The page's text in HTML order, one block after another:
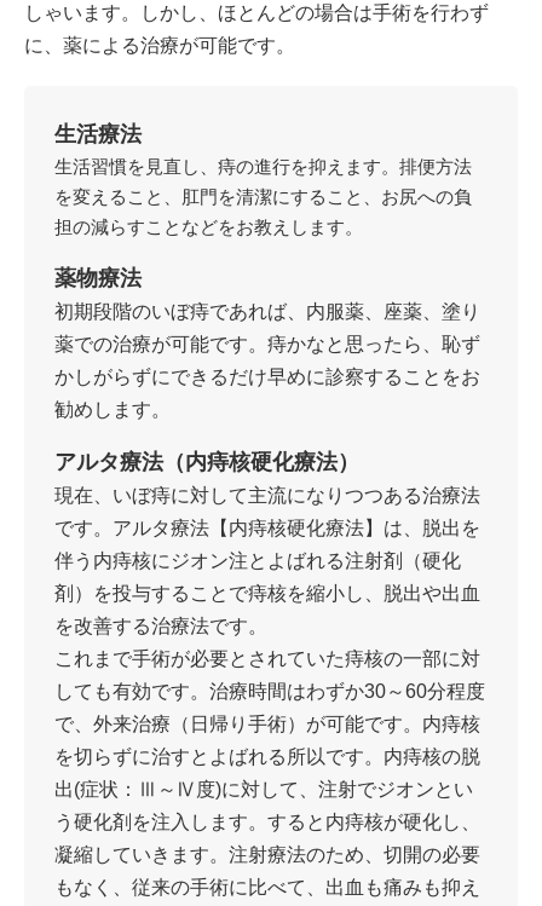
しゃいます。しかし、ほとんどの場合は手術を行わず
に、薬による治療が可能です。
生活療法
生活習慣を見直し、痔の進行を抑えます。排便方法
を変えること、肛門を清潔にすること、お尻への負
担の減らすことなどをお教えします。
薬物療法
初期段階のいぼ痔であれば、内服薬、座薬、塗り
薬での治療が可能です。痔かなと思ったら、恥ず
かしがらずにできるだけ早めに診察することをお
勧めします。
アルタ療法（内痔核硬化療法）
現在、いぼ痔に対して主流になりつつある治療法
です。アルタ療法【内痔核硬化療法】は、脱出を
伴う内痔核にジオン注とよばれる注射剤（硬化
剤）を投与することで痔核を縮小し、脱出や出血
を改善する治療法です。
これまで手術が必要とされていた痔核の一部に対
しても有効です。治療時間はわずか30～60分程度
で、外来治療（日帰り手術）が可能です。内痔核
を切らずに治すとよばれる所以です。内痔核の脱
出(症状：Ⅲ～Ⅳ度)に対して、注射でジオンとい
う硬化剤を注入します。すると内痔核が硬化し、
凝縮していきます。注射療法のため、切開の必要
もなく、従来の手術に比べて、出血も痛みも抑え